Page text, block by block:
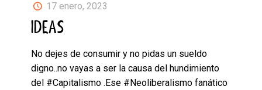
17 enero, 2023
IDEAS
No dejes de consumir y no pidas un sueldo
digno..no vayas a ser la causa del hundimiento
del #Capitalismo .Ese #Neoliberalismo fanático